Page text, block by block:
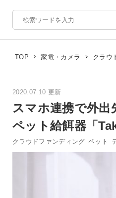
TOP 家電・カメラ クラウ
2020.07.10 更新
スマホ連携で外出
ペット給餌器「
クラウドファンディング ペット